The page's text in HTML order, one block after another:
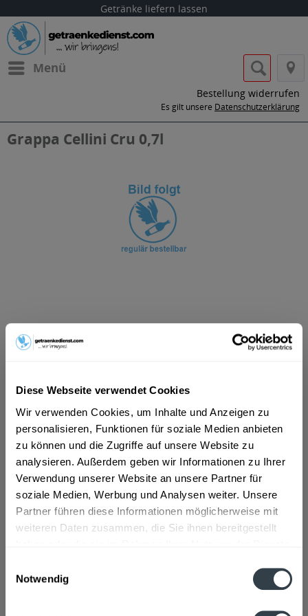
Diese Webseite verwendet Cookies
Wir verwenden Cookies, um Inhalte und Anzeigen zu
personalisieren, Funktionen für soziale Medien anbieten
zu können und die Zugriffe auf unsere Website zu
analysieren. Außerdem geben wir Informationen zu Ihrer
Verwendung unserer Website an unsere Partner für
soziale Medien, Werbung und Analysen weiter. Unsere
Partner führen diese Informationen möglicherweise mit
weiteren Daten zusammen, die Sie ihnen bereitgestellt
Notwendig
Getränke liefern lassen
Menü
Bestellung widerrufen
Es gilt unsere Datenschutzerklärung
Grappa Cellini Cru 0,7l
ab 12,99 € *
Vorrätig
In denWarenkorb
Artikel-Nr.:
26346
Verfügbar in:
Beschreibung
mehr
Flaschengröße: